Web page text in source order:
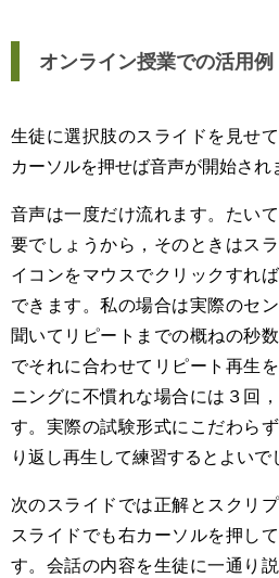
オンライン授業での活用例
生徒に選択肢のスライドを見せ
カーソルを押せば音声が開始され
音声は一度だけ流れます。たい
要でしょうから，そのときはス
イコンをマウスでクリックすれ
できます。私の場合は実際のセ
聞いてリピートまでの概ねの秒
でそれに合わせてリピート再生
ニングに不慣れな場合には３回
す。実際の試験形式にこだわら
り返し再生して練習するとよいで
次のスライドでは正解とスクリ
スライドでも右カーソルを押し
す。会話の内容を生徒に一通り